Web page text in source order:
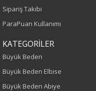
Yetişkin
Kalıp
Boy
Sipariş Takibi
ParaPuan Kullanımı
KATEGORİLER
Büyük Beden
Büyük Beden Elbise
Büyük Beden Abiye